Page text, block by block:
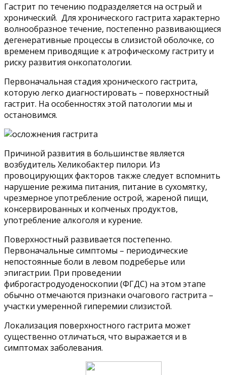
Гастрит по течению подразделяется на острый и
хронический. Для хронического гастрита характерно
волнообразное течение, постепенно развивающиеся
дегенеративные процессы в слизистой оболочке, со
временем приводящие к атрофическому гастриту и
риску развития онкопатологии.
Первоначальная стадия хронического гастрита,
которую легко диагностировать – поверхностный
гастрит. На особенностях этой патологии мы и
остановимся.
Причиной развития в большинстве является
возбудитель Хеликобактер пилори. Из
провоцирующих факторов также следует вспомнить
нарушение режима питания, питание в сухомятку,
чрезмерное употребление острой, жареной пищи,
консервированных и копченых продуктов,
употребление алкоголя и курение.
Поверхностный развивается постепенно.
Первоначальные симптомы – периодические
непостоянные боли в левом подреберье или
эпигастрии. При проведении
фиброгастродуоденоскопии (ФГДС) на этом этапе
обычно отмечаются признаки очагового гастрита –
участки умеренной гиперемии слизистой.
Локализация поверхностного гастрита может
существенно отличаться, что выражается и в
симптомах заболевания.